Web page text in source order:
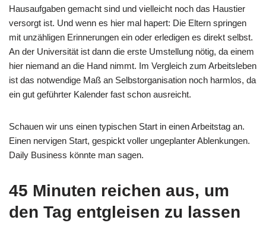
Hausaufgaben gemacht sind und vielleicht noch das Haustier
versorgt ist. Und wenn es hier mal hapert: Die Eltern springen
mit unzähligen Erinnerungen ein oder erledigen es direkt selbst.
An der Universität ist dann die erste Umstellung nötig, da einem
hier niemand an die Hand nimmt. Im Vergleich zum Arbeitsleben
ist das notwendige Maß an Selbstorganisation noch harmlos, da
ein gut geführter Kalender fast schon ausreicht.
Schauen wir uns einen typischen Start in einen Arbeitstag an.
Einen nervigen Start, gespickt voller ungeplanter Ablenkungen.
Daily Business könnte man sagen.
45 Minuten reichen aus, um
den Tag entgleisen zu lassen